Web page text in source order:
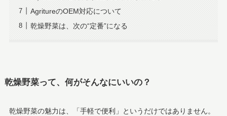
AgritureのOEM対応について
乾燥野菜は、次の“定番”になる
乾燥野菜って、何がそんなにいいの？
乾燥野菜の魅力は、「手軽で便利」というだけではありません。